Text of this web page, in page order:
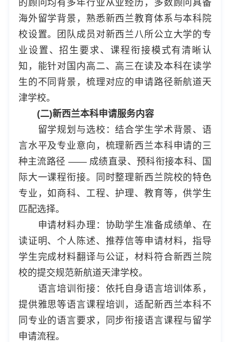
的顾问均有多年行业从业经历，多数顾问具备
海外留学背景，熟悉新西兰教育体系与本科院
校设置。团队成员对新西兰八所公立大学的专
业设置、招生要求、课程衔接模式有清晰认
知，能针对国内高二、高三在读及本科在读学
生的不同背景，梳理对应的申请路径新航道天
津学校。
(二)新西兰本科申请服务内容
留学规划与选校：结合学生学术背景、语
言水平及专业意向，梳理新西兰本科申请的三
种主流路径 —— 成绩直录、预科衔接本科、国
际大一课程衔接。同时整理新西兰院校的特色
专业，如商科、工程、护理、教育等，供学生
匹配选择。
申请材料办理：协助学生准备成绩单、在
读证明、个人陈述、推荐信等申请材料，指导
学生完成材料翻译与公证，材料符合新西兰院
校的提交规范新航道天津学校。
语言培训衔接：依托自身语言培训体系，
提供雅思等语言课程培训，适配新西兰本科不
同专业的语言要求，同步衔接语言课程与留学
申请流程。